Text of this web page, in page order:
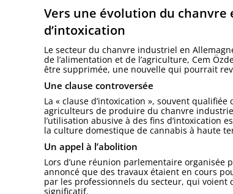
Vers une évolution du chanvre
d’intoxication
Le secteur du chanvre industriel en
de l’alimentation et de l’agriculture, Cem
être supprimée, une nouvelle qui pourrait
Une clause controversée
La « clause d’intoxication », souvent
agriculteurs de produire du chanvre
l’utilisation abusive à des fins d’intoxication
la culture domestique de cannabis à haute
Un appel à l’abolition
Lors d’une réunion parlementaire organisée
annoncé que des travaux étaient en cours
par les professionnels du secteur, qui
significatif.